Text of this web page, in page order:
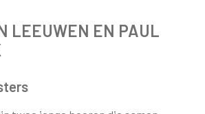
LEEUWEN EN PAUL